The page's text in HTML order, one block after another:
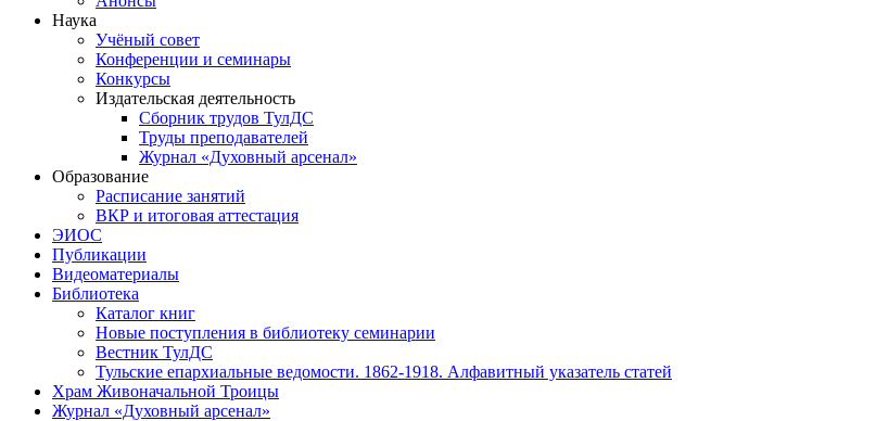
Наука
Учёный совет
Конференции и семинары
Конкурсы
Издательская деятельность
Сборник трудов ТулДС
Труды преподавателей
Журнал «Духовный арсенал»
Образование
Расписание занятий
ВКР и итоговая аттестация
ЭИОС
Публикации
Видеоматериалы
Библиотека
Каталог книг
Новые поступления в библиотеку семинарии
Вестник ТулДС
Тульские епархиальные ведомости. 1862-1918. Алфавитный указатель статей
Храм Живоначальной Троицы
Журнал «Духовный арсенал»